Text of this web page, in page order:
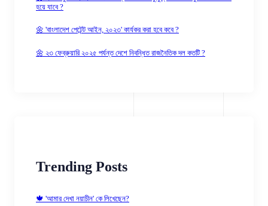
হয়ে যাবে ?
🌼 'বাংলাদেশ পেটেন্ট আইন, ২০২৩' কার্যকর করা হবে কবে ?
🌼 ২৩ ফেব্রুয়ারি ২০২৫ পর্যন্ত দেশে নিবন্ধিত রাজনৈতিক দল কতটি ?
Trending Posts
🍁 'আমার দেখা নয়াচীন' কে লিখেছেন?